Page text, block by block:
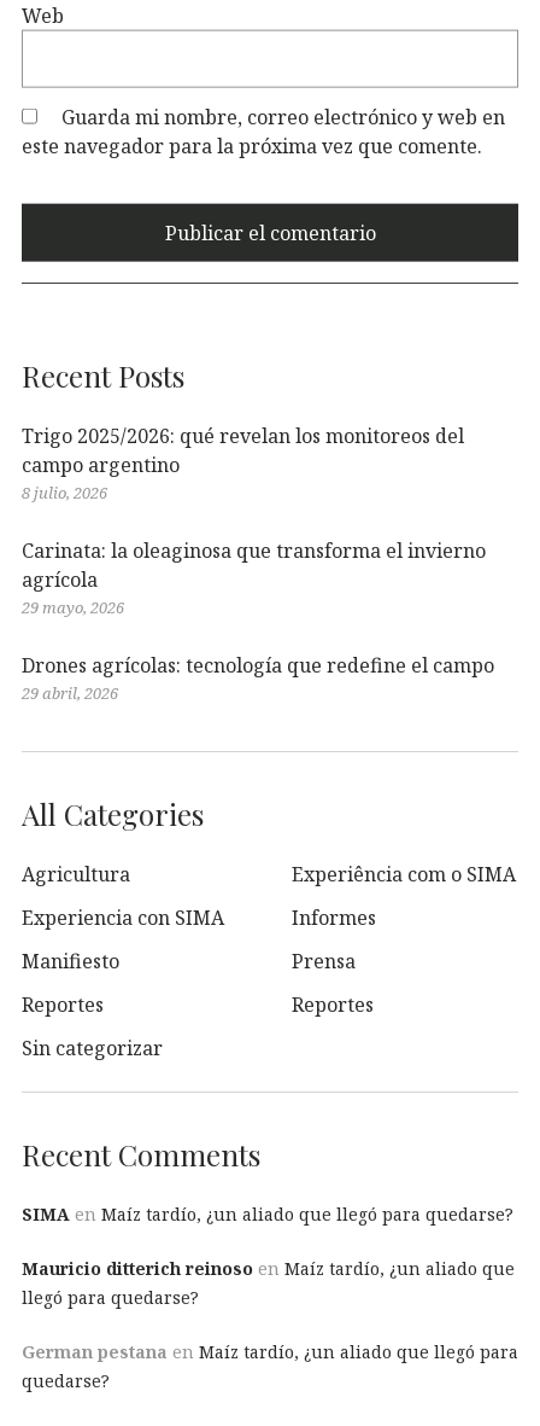
Web
Guarda mi nombre, correo electrónico y web en
este navegador para la próxima vez que comente.
Recent Posts
Trigo 2025/2026: qué revelan los monitoreos del
campo argentino
8 julio, 2026
Carinata: la oleaginosa que transforma el invierno
agrícola
29 mayo, 2026
Drones agrícolas: tecnología que redefine el campo
29 abril, 2026
All Categories
Agricultura
Experiência com o SIMA
Experiencia con SIMA
Informes
Manifiesto
Prensa
Reportes
Reportes
Sin categorizar
Recent Comments
SIMA en Maíz tardío, ¿un aliado que llegó para quedarse?
Mauricio ditterich reinoso en Maíz tardío, ¿un aliado que
llegó para quedarse?
German pestana en Maíz tardío, ¿un aliado que llegó para
quedarse?